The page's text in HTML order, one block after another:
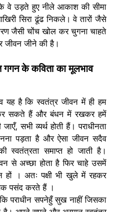
वे उड़ते हुए नीले आकाश की सीमा
सिरा ढूंढ निकले। वे तारों जैसे
जैसी चोंच खोल कर चुगना चाहते
जीवन जीने की है।
गगन के कविता का मूलभाव
यह है कि स्वतंत्र जीवन में ही हम
सकते हैं और बंधन में रखकर हमें
सभी व्यर्थ होती हैं। पराधीनता
पड़ता है और ऐसा जीवन सदैव
समाप्त हो जाती है।
से अच्छा होता है फिर चाहे उसमें
हों । अतः पक्षी भी खुले में रहकर
पसंद करते हैं ।
पराधीन सपनेहुँ सुख नाहीं जिसका